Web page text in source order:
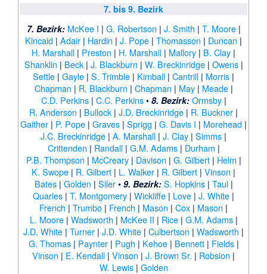
7. bis 9. Bezirk
7. Bezirk: McKee I | G. Robertson | J. Smith | T. Moore|
Kincaid | Adair | Hardin | J. Pope | Thomasson | Duncan |
H. Marshall | Preston | H. Marshall | Mallory | B. Clay |
Shanklin | Beck| J. Blackburn | W. Breckinridge| Owens|
Settle | Gayle | S. Trimble | Kimball | Cantrill | Morris |
Chapman | R. Blackburn | Chapman | May| Meade|
C.D. Perkins| C.C. Perkins• 8. Bezirk: Ormsby|
R. Anderson | Bullock | J.D. Breckinridge | R. Buckner |
Gaither | P. Pope | Graves | Sprigg | G. Davis I | Morehead |
J.C. Breckinridge | A. Marshall | J. Clay | Simms |
Crittenden | Randall| G.M. Adams| Durham |
P.B. Thompson | McCreary| Davison | G. Gilbert| Helm |
K. Swope | R. Gilbert | L. Walker | R. Gilbert | Vinson |
Bates| Golden | Siler• 9. Bezirk: S. Hopkins| Taul|
Quarles | T. Montgomery | Wickliffe | Love | J. White |
French | Trumbo | French | Mason | Cox | Mason |
L. Moore| Wadsworth | McKee II | Rice| G.M. Adams|
J.D. White | Turner | J.D. White | Culbertson | Wadsworth |
G. Thomas| Paynter| Pugh | Kehoe| Bennett| Fields|
Vinson | E. Kendall | Vinson | J. Brown Sr. | Robsion |
W. Lewis| Golden